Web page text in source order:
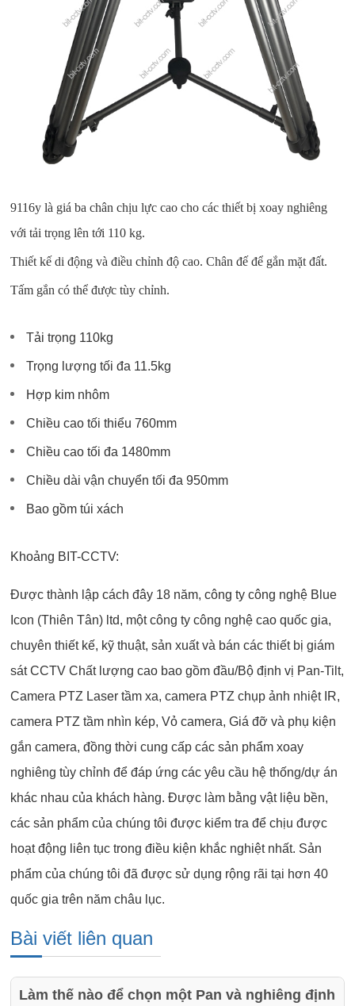
9116y là giá ba chân chịu lực cao cho các thiết bị xoay nghiêng
với tải trọng lên tới 110 kg.
Thiết kế di động và điều chỉnh độ cao. Chân đế để gắn mặt đất.
Tấm gắn có thể được tùy chỉnh.
Tải trọng 110kg
Trọng lượng tối đa 11.5kg
Hợp kim nhôm
Chiều cao tối thiểu 760mm
Chiều cao tối đa 1480mm
Chiều dài vận chuyển tối đa 950mm
Bao gồm túi xách
Khoảng BIT-CCTV:
Được thành lập cách đây 18 năm, công ty công nghệ Blue
Icon (Thiên Tân) ltd, một công ty công nghệ cao quốc gia,
chuyên thiết kế, kỹ thuật, sản xuất và bán các thiết bị giám
sát CCTV Chất lượng cao bao gồm đầu/Bộ định vị Pan-Tilt,
Camera PTZ Laser tầm xa, camera PTZ chụp ảnh nhiệt IR,
camera PTZ tầm nhìn kép, Vỏ camera, Giá đỡ và phụ kiện
gắn camera, đồng thời cung cấp các sản phẩm xoay
nghiêng tùy chỉnh để đáp ứng các yêu cầu hệ thống/dự án
khác nhau của khách hàng. Được làm bằng vật liệu bền,
các sản phẩm của chúng tôi được kiểm tra để chịu được
hoạt động liên tục trong điều kiện khắc nghiệt nhất. Sản
phẩm của chúng tôi đã được sử dụng rộng rãi tại hơn 40
quốc gia trên năm châu lục.
Bài viết liên quan
Làm thế nào để chọn một Pan và nghiêng định